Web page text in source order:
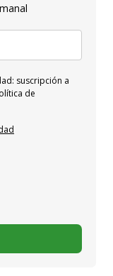
suscripción a
de